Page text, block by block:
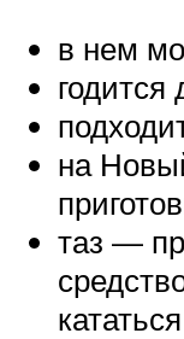
в нем
годится
на
таз —